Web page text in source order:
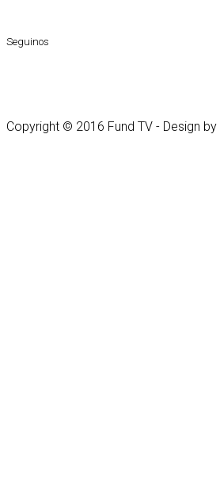
Seguinos
Copyright © 2016 Fund TV - Design by